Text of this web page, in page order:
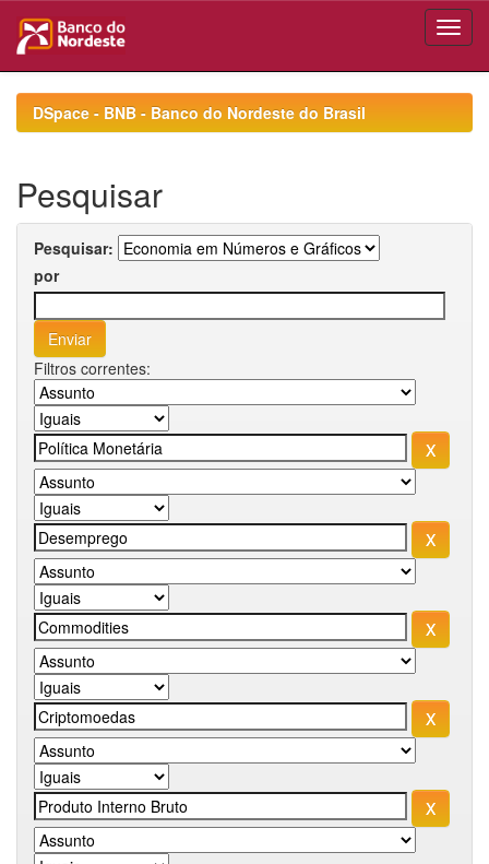
navigationDSpace - BNB - Banco do Nordeste do Brasil
Pesquisar
Pesquisar:
por
Filtros correntes: